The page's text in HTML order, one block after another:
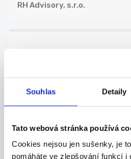
Souhlas Detaily
Tato webová stránka používá
Cookies nejsou jen sušenky, je
pomáháte ve zlepšování funkcí i
RH Advisory, s.r.o.
Brigáda v
Pro naši prodejnu Trefa
JEDNOTA, spotřební družstvo